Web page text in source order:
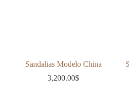
Sandalias Modelo China
3,200.00$